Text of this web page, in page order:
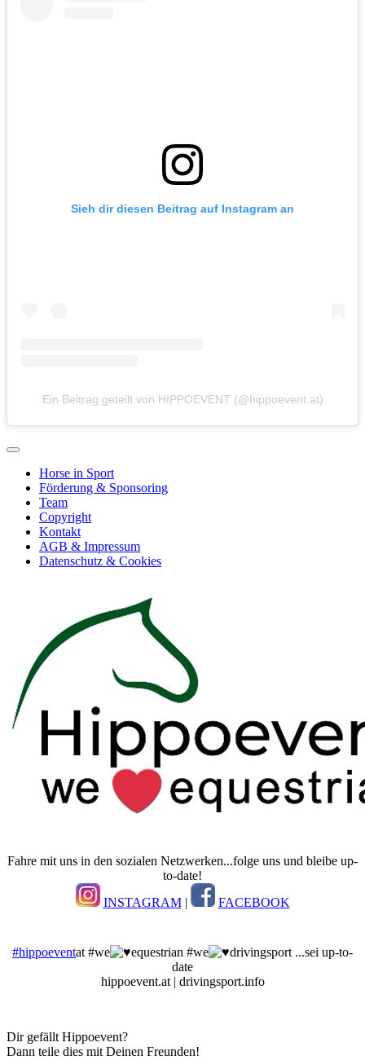
Sieh dir diesen Beitrag auf Instagram an
Ein Beitrag geteilt von HIPPOEVENT (@hippoevent.at)
Horse in Sport
Förderung & Sponsoring
Team
Copyright
Kontakt
AGB & Impressum
Datenschutz & Cookies
Fahre mit uns in den sozialen Netzwerken...folge uns und bleibe up-
to-date!
INSTAGRAM| FACEBOOK
#hippoeventat #we equestrian #we
drivingsport ...sei up-to-
date
hippoevent.at | drivingsport.info
Dir gefällt Hippoevent?
Dann teile dies mit Deinen Freunden!